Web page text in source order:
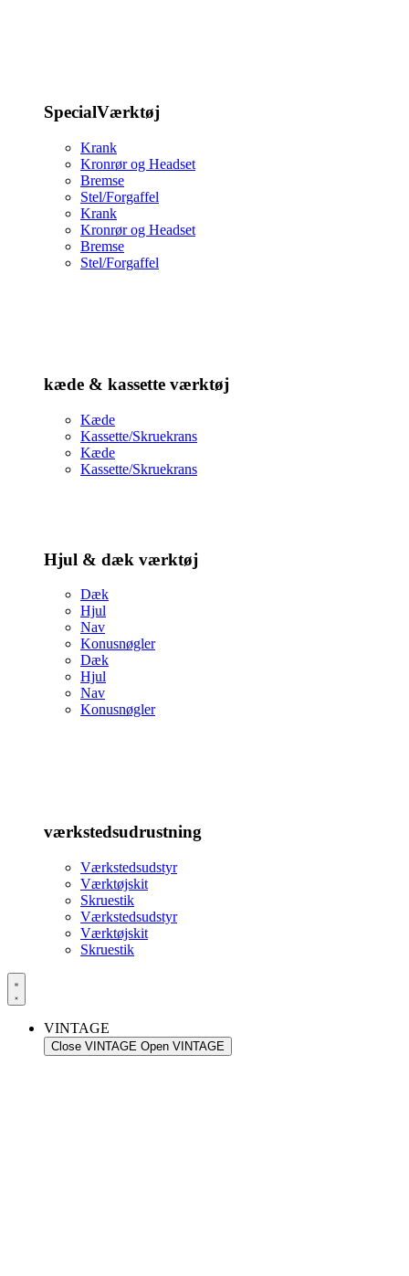
SpecialVærktøj
Krank
Kronrør og Headset
Bremse
Stel/Forgaffel
Krank
Kronrør og Headset
Bremse
Stel/Forgaffel
kæde & kassette værktøj
Kæde
Kassette/Skruekrans
Kæde
Kassette/Skruekrans
Hjul & dæk værktøj
Dæk
Hjul
Nav
Konusnøgler
Dæk
Hjul
Nav
Konusnøgler
værkstedsudrustning
Værkstedsudstyr
Værktøjskit
Skruestik
Værkstedsudstyr
Værktøjskit
Skruestik
VINTAGE
Close VINTAGE Open VINTAGE